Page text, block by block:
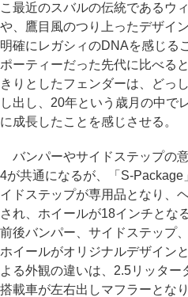
こ最近のスバルの伝統であるウ
や、鷹目風のつり上ったデザイ
明確にレガシィのDNAを感じる
ポーティーだった先代に比べる
きりとしたフェンダーは、どっ
し出し、20年という歳月の中で
に成長したことを感じさせる。
バンパーやサイドステップの
4が共通になるが、「S-
イドステップが専用品となり、
され、ホイールが18インチとな
前後バンパー、サイドステップ
ホイールがオリジナルデザイン
よる外観の違いは、2.5リッタ
搭載車が左右出しマフラーとな